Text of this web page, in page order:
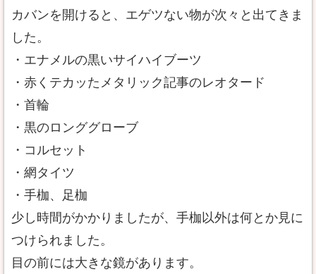
カバンを開けると、エゲツない物が次々と出てきま
した。
・エナメルの黒いサイハイブーツ
・赤くテカッたメタリック記事のレオタード
・首輪
・黒のロンググローブ
・コルセット
・網タイツ
・手枷、足枷
少し時間がかかりましたが、手枷以外は何とか見に
つけられました。
目の前には大きな鏡があります。